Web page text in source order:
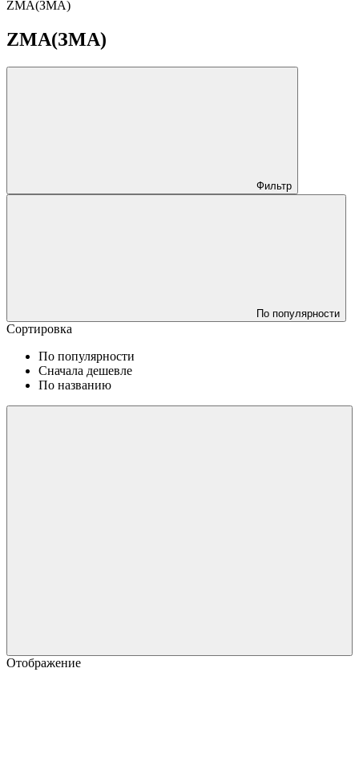
ZMA(ЗМА)
ZMA(ЗМА)
Фильтр
По популярности
Сортировка
По популярности
Сначала дешевле
По названию
Отображение